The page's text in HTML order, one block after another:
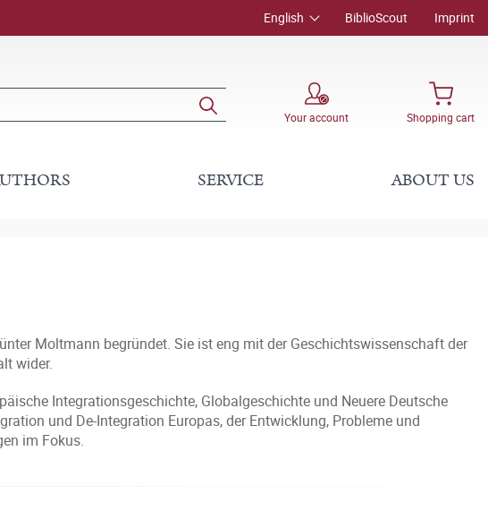
English BiblioScout Imprint
Your account Shopping cart
SERVICE ABOUT US
Moltmann begründet. Sie ist eng mit der Geschichtswissenschaft der
wider.
Integrationsgeschichte, Globalgeschichte und Neuere Deutsche
und De-Integration Europas, der Entwicklung, Probleme und
im Fokus.